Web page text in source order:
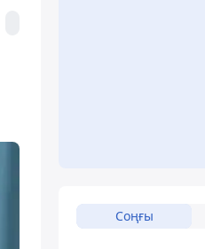
Соңғы